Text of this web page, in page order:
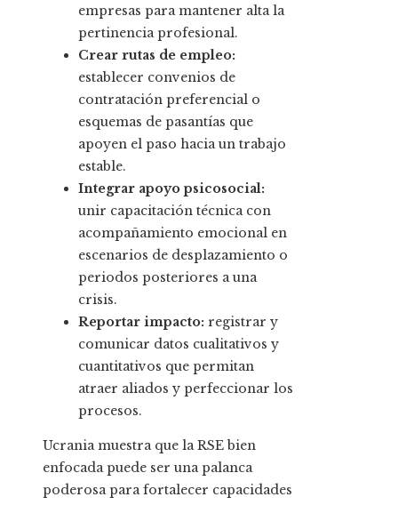
empresas para mantener alta la
pertinencia profesional.
Crear rutas de empleo:
establecer convenios de
contratación preferencial o
esquemas de pasantías que
apoyen el paso hacia un trabajo
estable.
Integrar apoyo psicosocial:
unir capacitación técnica con
acompañamiento emocional en
escenarios de desplazamiento o
periodos posteriores a una
crisis.
Reportar impacto: registrar y
comunicar datos cualitativos y
cuantitativos que permitan
atraer aliados y perfeccionar los
procesos.
Ucrania muestra que la RSE bien
enfocada puede ser una palanca
poderosa para fortalecer capacidades